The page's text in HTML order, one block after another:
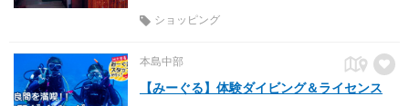
ショッピング
本島中部
【みーぐる】体験ダイビング＆ライセンス